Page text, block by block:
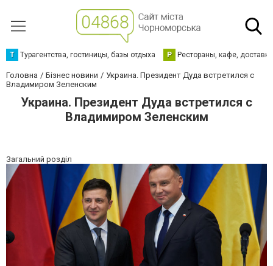
Т Турагентства, гостиницы, базы отдыха Р Рестораны, кафе,
Головна Бізнес новини
Украина. Президент Дуда встретился с
Владимиром Зеленским
Украина. Президент Дуда встретился с
Владимиром Зеленским
Загальний розділ